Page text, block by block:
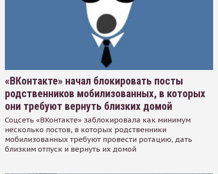
«ВКонтакте» начал блокировать посты
родственников мобилизованных, в которых
они требуют вернуть близких домой
Соцсеть «ВКонтакте» заблокировала как минимум
несколько постов, в которых родственники
мобилизованных требуют провести ротацию, дать
близким отпуск и вернуть их домой